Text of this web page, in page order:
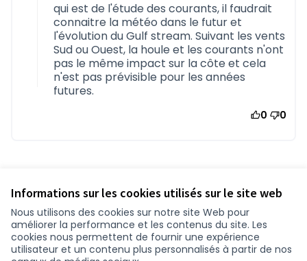
Informations sur les cookies utilisés sur le site web
Nous utilisons des cookies sur notre site Web pour
améliorer la performance et les contenus du site. Les
cookies nous permettent de fournir une expérience
utilisateur et un contenu plus personnalisés à partir de nos
qui est de l'étude des courants, il faudrait
connaitre la météo dans le futur et
l'évolution du Gulf stream. Suivant les vents
Sud ou Ouest, la houle et les courants n'ont
pas le même impact sur la côte et cela
n'est pas prévisible pour les années
futures.
0 0
Numéro de version 3
(sur 3) voir les autres versions
Conditions d'utilisation
Paramètres des cookies
participer.loire-atlantique.fr sur Facebook
participer.loire-atlantique.fr sur Instagram
participer.loire-atlantique.fr sur YouTube